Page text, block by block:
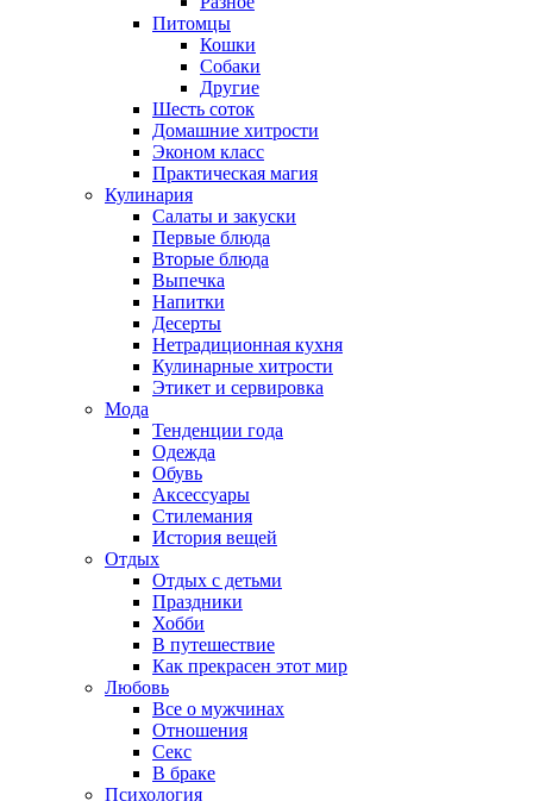
Питомцы
Кошки
Собаки
Другие
Шесть соток
Домашние хитрости
Эконом класс
Практическая магия
Кулинария
Салаты и закуски
Первые блюда
Вторые блюда
Выпечка
Напитки
Десерты
Нетрадиционная кухня
Кулинарные хитрости
Этикет и сервировка
Мода
Тенденции года
Одежда
Обувь
Аксессуары
Стилемания
История вещей
Отдых
Отдых с детьми
Праздники
Хобби
В путешествие
Как прекрасен этот мир
Любовь
Все о мужчинах
Отношения
Секс
В браке
Психология